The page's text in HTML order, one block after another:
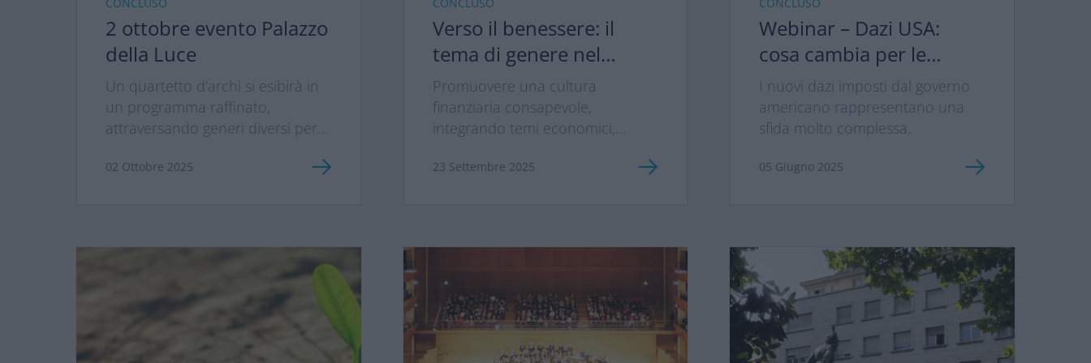
in modo nuovo: artisti e pubblico
si incontreranno, si
racconteranno e condivideranno
idee, emozioni e storie. Ci piace
immaginare una serata in cui si
superano le distanze, per lasciarsi
dimensioni.
La partecipazione è gratuita, su
Perché crescere come comunità
significa anche correre, saltare e
tifare insieme. *sino ad
esaurimento
2 ottobre evento Palazzo
della Luce
Un quartetto d’archi si esibirà in
un programma raffinato,
attraversando generi diversi per
nuova,...
02 Ottobre 2025
Verso il benessere: il
tema di genere nel
tempo che cambia
Promuovere una cultura
finanziaria consapevole,
integrando temi economici,
il benessere complessivo delle
23 Settembre 2025
Webinar – Dazi USA:
cosa cambia per le
imprese italiane e come
prepararsi al futuro
I nuovi dazi imposti dal governo
americano rappresentano una
sfida molto complessa.
05 Giugno 2025